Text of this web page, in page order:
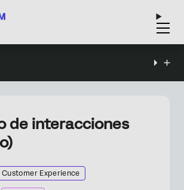
de interacciones
Customer Experience